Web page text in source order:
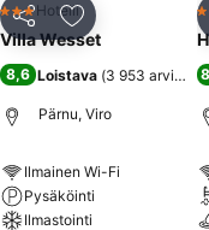
Jaa Lisää
3 Tähtiluokitus
Hotelli
Villa Wesset
8,6 Loistava (3 953 arviota )
Pärnu, Viro
Ilmainen Wi-Fi
Pysäköinti
Ilmastointi
4